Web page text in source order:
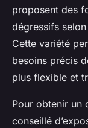
proposent des
dégressifs
Cette variété
besoins précis
plus flexible et
Pour obtenir un
conseillé